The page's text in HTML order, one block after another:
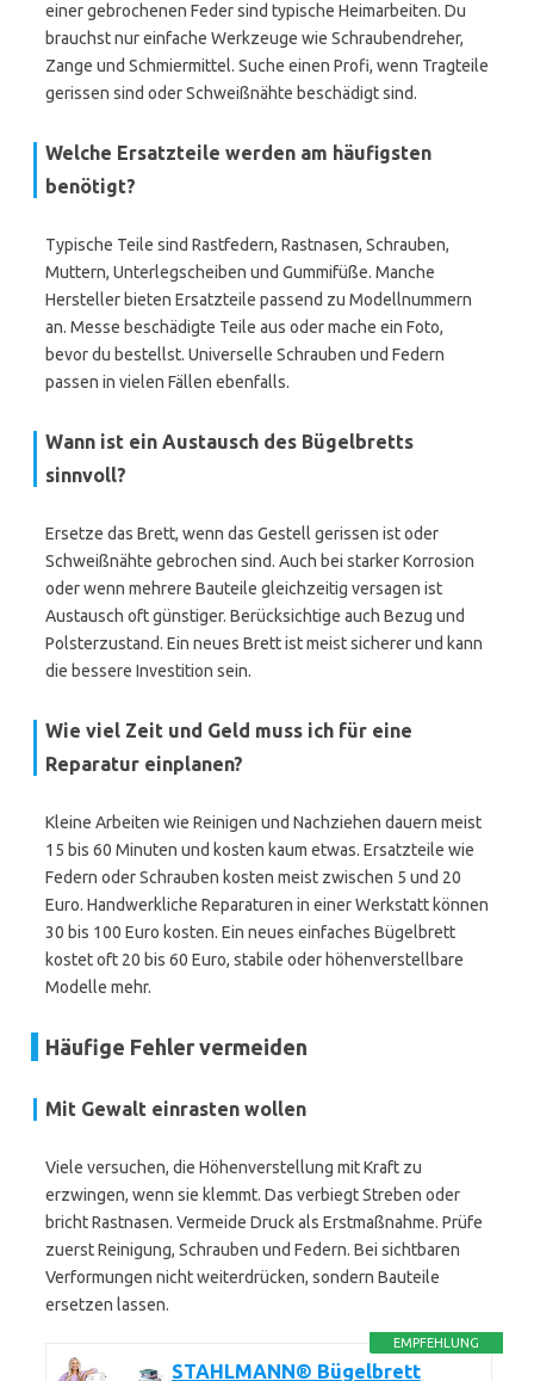
einer gebrochenen Feder sind typische Heimarbeiten. Du
brauchst nur einfache Werkzeuge wie Schraubendreher,
Zange und Schmiermittel. Suche einen Profi, wenn Tragteile
gerissen sind oder Schweißnähte beschädigt sind.
Welche Ersatzteile werden am häufigsten
benötigt?
Typische Teile sind Rastfedern, Rastnasen, Schrauben,
Muttern, Unterlegscheiben und Gummifüße. Manche
Hersteller bieten Ersatzteile passend zu Modellnummern
an. Messe beschädigte Teile aus oder mache ein Foto,
bevor du bestellst. Universelle Schrauben und Federn
passen in vielen Fällen ebenfalls.
Wann ist ein Austausch des Bügelbretts
sinnvoll?
Ersetze das Brett, wenn das Gestell gerissen ist oder
Schweißnähte gebrochen sind. Auch bei starker Korrosion
oder wenn mehrere Bauteile gleichzeitig versagen ist
Austausch oft günstiger. Berücksichtige auch Bezug und
Polsterzustand. Ein neues Brett ist meist sicherer und kann
die bessere Investition sein.
Wie viel Zeit und Geld muss ich für eine
Reparatur einplanen?
Kleine Arbeiten wie Reinigen und Nachziehen dauern meist
15 bis 60 Minuten und kosten kaum etwas. Ersatzteile wie
Federn oder Schrauben kosten meist zwischen 5 und 20
Euro. Handwerkliche Reparaturen in einer Werkstatt können
30 bis 100 Euro kosten. Ein neues einfaches Bügelbrett
kostet oft 20 bis 60 Euro, stabile oder höhenverstellbare
Modelle mehr.
Häufige Fehler vermeiden
Mit Gewalt einrasten wollen
Viele versuchen, die Höhenverstellung mit Kraft zu
erzwingen, wenn sie klemmt. Das verbiegt Streben oder
bricht Rastnasen. Vermeide Druck als Erstmaßnahme. Prüfe
zuerst Reinigung, Schrauben und Federn. Bei sichtbaren
Verformungen nicht weiterdrücken, sondern Bauteile
ersetzen lassen.
EMPFEHLUNG
STAHLMANN® Bügelbrett